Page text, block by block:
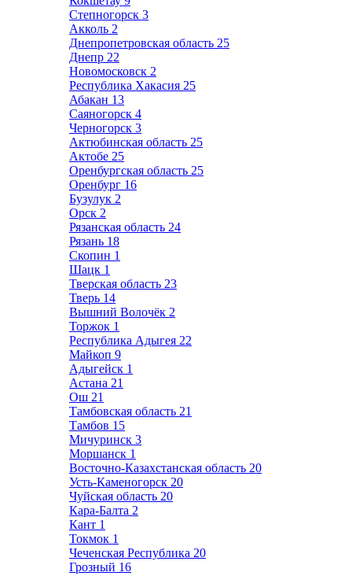
Степногорск 3
Акколь 2
Днепропетровская область 25
Днепр 22
Новомосковск 2
Республика Хакасия 25
Абакан 13
Саяногорск 4
Черногорск 3
Актюбинская область 25
Актобе 25
Оренбургская область 25
Оренбург 16
Бузулук 2
Орск 2
Рязанская область 24
Рязань 18
Скопин 1
Шацк 1
Тверская область 23
Тверь 14
Вышний Волочёк 2
Торжок 1
Республика Адыгея 22
Майкоп 9
Адыгейск 1
Астана 21
Ош 21
Тамбовская область 21
Тамбов 15
Мичуринск 3
Моршанск 1
Восточно-Казахстанская область 20
Усть-Каменогорск 20
Чуйская область 20
Кара-Балта 2
Кант 1
Токмок 1
Чеченская Республика 20
Грозный 16